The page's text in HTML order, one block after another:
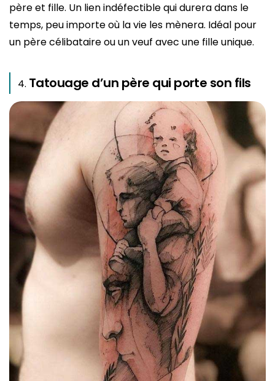
père et fille. Un lien indéfectible qui durera dans le
temps, peu importe où la vie les mènera. Idéal pour
un père célibataire ou un veuf avec une fille unique.
Tatouage d’un père qui porte son fils